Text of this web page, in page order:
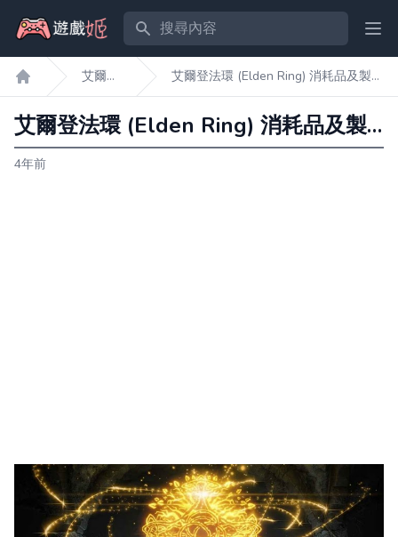
搜尋內容
遊戲姬首頁
艾爾登
法環
艾爾登法環 (Elden Ring) 消耗品及製作
所需材料一覽
艾爾登法環 (Elden Ring) 消耗品及製作所需材料一覽
4年前